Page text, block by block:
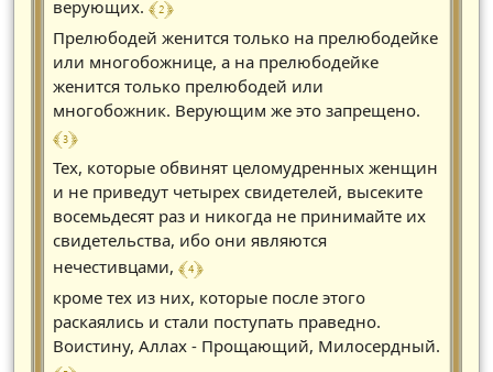
верующих. ﴾ 2 ﴿
Прелюбодей женится только на прелюбодейке
или многобожнице, а на прелюбодейке
женится только прелюбодей или
многобожник. Верующим же это запрещено.
﴾ 3 ﴿
Тех, которые обвинят целомудренных женщин
и не приведут четырех свидетелей, высеките
восемьдесят раз и никогда не принимайте их
свидетельства, ибо они являются
нечестивцами, ﴾ 4 ﴿
кроме тех из них, которые после этого
раскаялись и стали поступать праведно.
Воистину, Аллах - Прощающий, Милосердный.